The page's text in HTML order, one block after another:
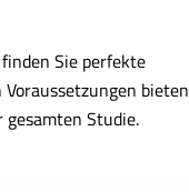
Sie perfekte
bieten
Studie.